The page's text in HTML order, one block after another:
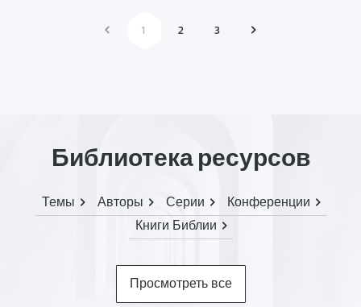
1 2 3
Библиотека ресурсов
Темы Авторы Серии
Конференции
Книги Библии
Просмотреть все